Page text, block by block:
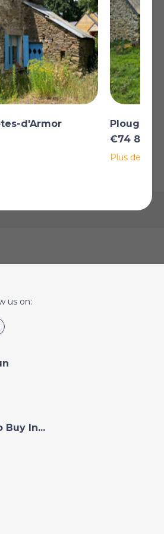
Plus
immobiliers sur ce site sont traduites
artificielle. Malgré tous nos efforts pour
erreurs ou des inexactitudes peuvent
de l'annonce fait foi.
SUR LA CARTE
pas indiquer l'emplacement exact
d'Armor
€74 800
Plus de
us on:
Buy In...